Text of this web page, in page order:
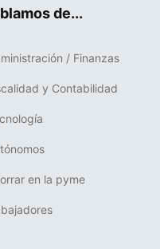
de...
/ Finanzas
y Contabilidad
en la pyme